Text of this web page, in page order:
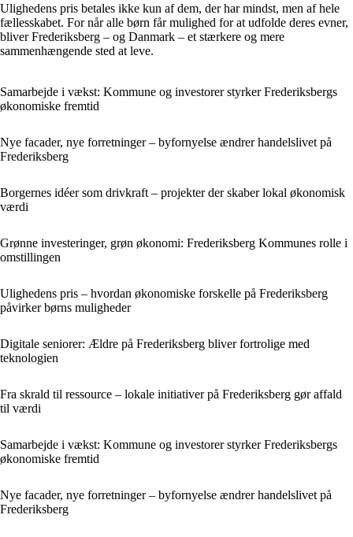
Ulighedens pris betales ikke kun af dem, der har mindst, men af hele
fællesskabet. For når alle børn får mulighed for at udfolde deres evner,
bliver Frederiksberg – og Danmark – et stærkere og mere
sammenhængende sted at leve.
Samarbejde i vækst: Kommune og investorer styrker Frederiksbergs
økonomiske fremtid
Nye facader, nye forretninger – byfornyelse ændrer handelslivet på
Frederiksberg
Borgernes idéer som drivkraft – projekter der skaber lokal økonomisk
værdi
Grønne investeringer, grøn økonomi: Frederiksberg Kommunes rolle i
omstillingen
Ulighedens pris – hvordan økonomiske forskelle på Frederiksberg
påvirker børns muligheder
Digitale seniorer: Ældre på Frederiksberg bliver fortrolige med
teknologien
Fra skrald til ressource – lokale initiativer på Frederiksberg gør affald
til værdi
Samarbejde i vækst: Kommune og investorer styrker Frederiksbergs
økonomiske fremtid
Nye facader, nye forretninger – byfornyelse ændrer handelslivet på
Frederiksberg